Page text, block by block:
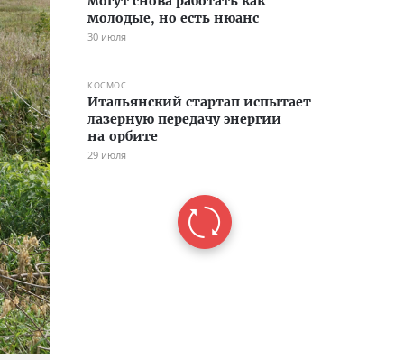
молодые, но есть нюанс
30 июля
КОСМОС
Итальянский стартап испытает
лазерную передачу энергии
на орбите
29 июля